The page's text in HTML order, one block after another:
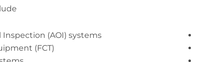
(AOI) systems
(FCT)